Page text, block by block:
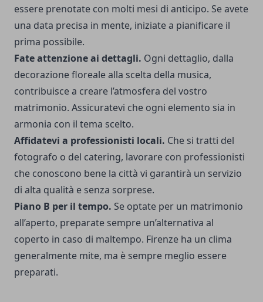
essere prenotate con molti mesi di anticipo. Se avete
una data precisa in mente, iniziate a pianificare il
prima possibile.
Fate attenzione ai dettagli. Ogni dettaglio, dalla
decorazione floreale alla scelta della musica,
contribuisce a creare l’atmosfera del vostro
matrimonio. Assicuratevi che ogni elemento sia in
armonia con il tema scelto.
Affidatevi a professionisti locali. Che si tratti del
fotografo o del catering, lavorare con professionisti
che conoscono bene la città vi garantirà un servizio
di alta qualità e senza sorprese.
Piano B per il tempo. Se optate per un matrimonio
all’aperto, preparate sempre un’alternativa al
coperto in caso di maltempo. Firenze ha un clima
generalmente mite, ma è sempre meglio essere
preparati.